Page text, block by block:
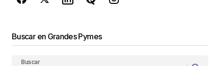
Buscar en Grandes Pymes
Buscar